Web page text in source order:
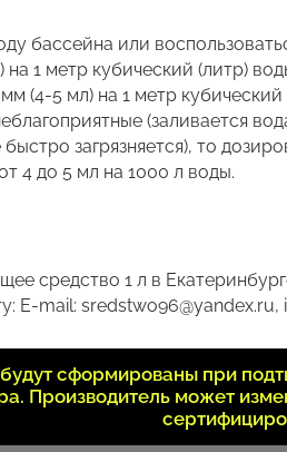
бассейна или
1 метр кубический (литр)
(4-5 мл) на 1 метр кубический
(заливается
загрязняется), то
4 до 5 мл на 1000 л воды.
средство 1 л в
E-mail: sredstwo96@yandex.ru,
будут сформированы при
Производитель может